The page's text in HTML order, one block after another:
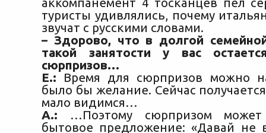
туристы удивлялись, почему
звучат с русскими словами.
– Здорово, что в долгой
такой занятости у вас
сюрпризов…
Е.: Время для сюрпризов можно
было бы желание. Сейчас
мало видимся…
А.: …Поэтому сюрпризом может
бытовое предложение: «Давай не